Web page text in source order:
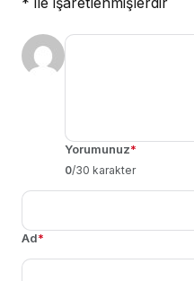
Yorumunuz*
0/30 karakter
Ad*